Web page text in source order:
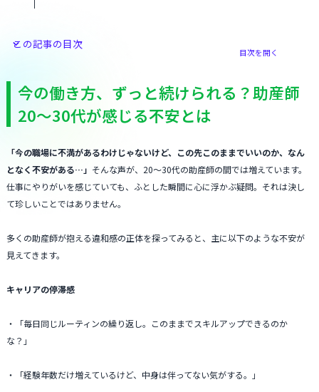
目次を開く
この記事の目次
今の働き方、ずっと続けられる？助産師
20〜30代が感じる不安とは
「今の職場に不満があるわけじゃないけど、この先このままでいいのか、なん
となく不安がある…」 そんな声が、20〜30代の助産師の間では増えています。
仕事にやりがいを感じていても、ふとした瞬間に心に浮かぶ疑問。それは決し
て珍しいことではありません。
多くの助産師が抱える違和感の正体を探ってみると、主に以下のような不安が
見えてきます。
キャリアの停滞感
・「毎日同じルーティンの繰り返し。このままでスキルアップできるのか
な？」
・「経験年数だけ増えているけど、中身は伴ってない気がする。」